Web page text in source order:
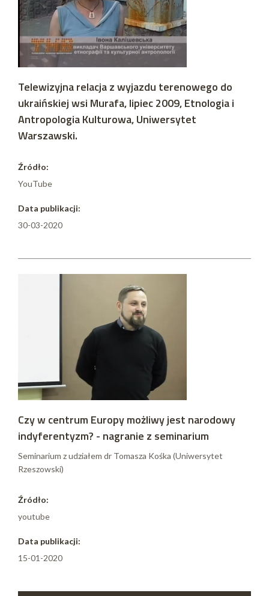
Telewizyjna relacja z wyjazdu terenowego do
ukraińskiej wsi Murafa, lipiec 2009, Etnologia i
Antropologia Kulturowa, Uniwersytet
Warszawski.
Źródło:
YouTube
Data publikacji:
30-03-2020
Czy w centrum Europy możliwy jest narodowy
indyferentyzm? - nagranie z seminarium
Seminarium z udziałem dr Tomasza Kośka (Uniwersytet
Rzeszowski)
Źródło:
youtube
Data publikacji:
15-01-2020